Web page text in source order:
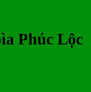
Phúc Lộc